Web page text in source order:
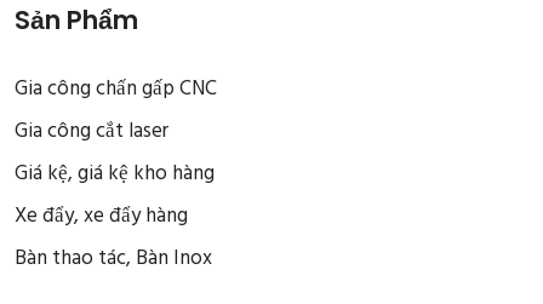
Sản Phẩm
Gia công chấn gấp CNC
Gia công cắt laser
Giá kệ, giá kệ kho hàng
Xe đẩy, xe đẩy hàng
Bàn thao tác, Bàn Inox